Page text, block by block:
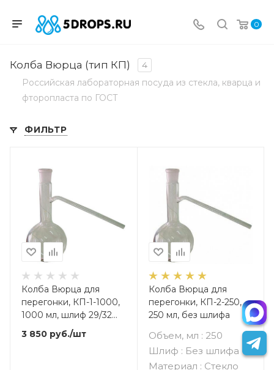
0
Колба Вюрца (тип КП) 4
Российская лабораторная посуда из стекла, кварца и
фторопласта по ГОСТ
ФИЛЬТР
Колба Вюрца для
перегонки, КП-1-1000,
1000 мл, шлиф 29/32
(ГОСТ 25336-82)
3 850 руб./шт
Колба Вюрца для
перегонки, КП-2-250,
250 мл, без шлифа
Объем, мл : 250
Шлиф : Без шлифа
Материал : Стекло